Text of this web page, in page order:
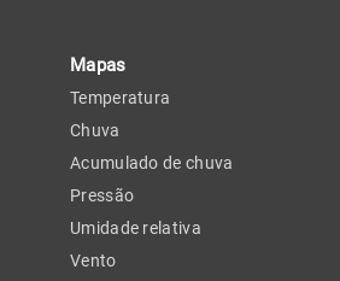
Mapas
Temperatura
Chuva
Acumulado de chuva
Pressão
Umidade relativa
Vento